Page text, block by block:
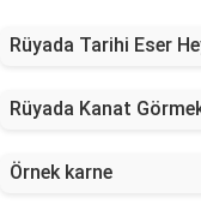
Rüyada Tarihi Eser
Rüyada Kanat
Örnek karne